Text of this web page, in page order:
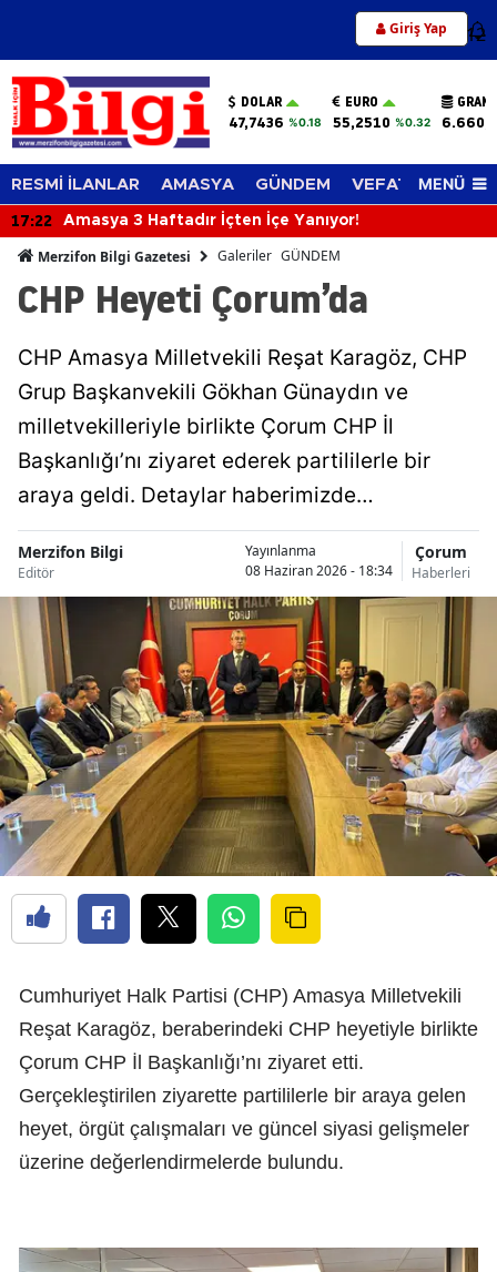
Giriş Yap 12
DOLAR
47,7436 %0.18
EURO
55,2510 %0.32
RESMİ İLANLAR AMASYA GÜNDEM VEFAT EDENLER
MENÜ
17:22 Amasya 3 Haftadır İçten İçe Yanıyor!
Merzifon Bilgi Gazetesi Galeriler GÜNDEM
CHP Heyeti Çorum’da
CHP Amasya Milletvekili Reşat Karagöz, CHP
Grup Başkanvekili Gökhan Günaydın ve
milletvekilleriyle birlikte Çorum CHP İl
Başkanlığı’nı ziyaret ederek partililerle bir
araya geldi. Detaylar haberimizde…
Merzifon Bilgi
Editör
Yayınlanma
08 Haziran 2026 - 18:34
Çorum
Haberleri
Cumhuriyet Halk Partisi (CHP) Amasya Milletvekili
Reşat Karagöz, beraberindeki CHP heyetiyle birlikte
Çorum CHP İl Başkanlığı’nı ziyaret etti.
Gerçekleştirilen ziyarette partililerle bir araya gelen
heyet, örgüt çalışmaları ve güncel siyasi gelişmeler
üzerine değerlendirmelerde bulundu.